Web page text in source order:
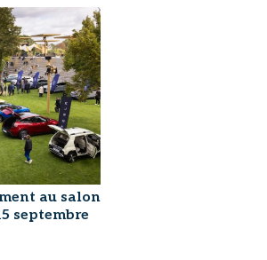
au salon
septembre